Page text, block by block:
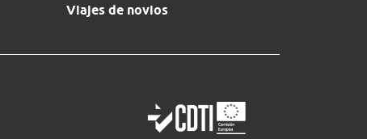
Viajes de novios